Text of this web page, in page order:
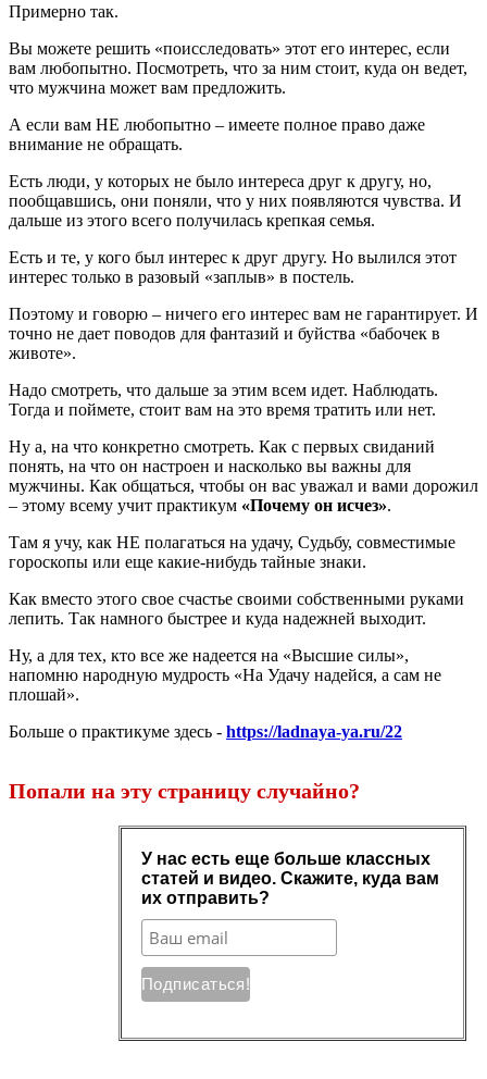
Примерно так.
Вы можете решить «поисследовать» этот его интерес, если
вам любопытно. Посмотреть, что за ним стоит, куда он ведет,
что мужчина может вам предложить.
А если вам НЕ любопытно – имеете полное право даже
внимание не обращать.
Есть люди, у которых не было интереса друг к другу, но,
пообщавшись, они поняли, что у них появляются чувства. И
дальше из этого всего получилась крепкая семья.
Есть и те, у кого был интерес к друг другу. Но вылился этот
интерес только в разовый «заплыв» в постель.
Поэтому и говорю – ничего его интерес вам не гарантирует. И
точно не дает поводов для фантазий и буйства «бабочек в
животе».
Надо смотреть, что дальше за этим всем идет. Наблюдать.
Тогда и поймете, стоит вам на это время тратить или нет.
Ну а, на что конкретно смотреть. Как с первых свиданий
понять, на что он настроен и насколько вы важны для
мужчины. Как общаться, чтобы он вас уважал и вами дорожил
– этому всему учит практикум «Почему он исчез».
Там я учу, как НЕ полагаться на удачу, Судьбу, совместимые
гороскопы или еще какие-нибудь тайные знаки.
Как вместо этого свое счастье своими собственными руками
лепить. Так намного быстрее и куда надежней выходит.
Ну, а для тех, кто все же надеется на «Высшие силы»,
напомню народную мудрость «На Удачу надейся, а сам не
плошай».
Больше о практикуме здесь - https://ladnaya-ya.ru/22
Попали на эту страницу случайно?